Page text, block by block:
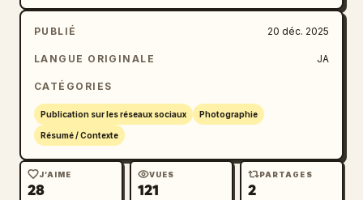
PUBLIÉ 20 déc. 2025
LANGUE ORIGINALE JA
CATÉGORIES
Publication sur les réseaux sociaux Photographie
Résumé / Contexte
J’AIME
28
VUES
121
PARTAGES
2